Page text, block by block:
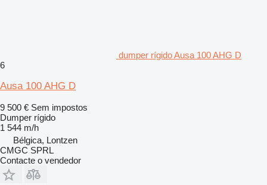
dumper rígido Ausa 100 AHG D
6
Ausa 100 AHG D
9 500 € Sem impostos
Dumper rígido
1 544 m/h
Bélgica, Lontzen
CMGC SPRL
Contacte o vendedor